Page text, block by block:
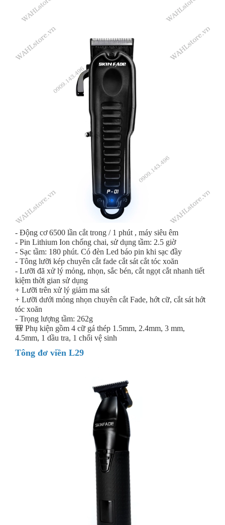
- Động cơ 6500 lần cắt trong / 1 phút , máy siêu êm
- Pin Lithium Ion chống chai, sử dụng tầm: 2.5 giờ
- Sạc tầm: 180 phút. Có đèn Led báo pin khi sạc đầy
- Tông lưỡi kép chuyên cắt fade cắt sát cắt tóc xoăn
- Lưỡi đã xử lý mỏng, nhọn, sắc bén, cắt ngọt cắt nhanh tiết
kiệm thời gian sử dụng
+ Lưỡi trên xử lý giảm ma sát
+ Lưỡi dưới mỏng nhọn chuyên cắt Fade, hớt cữ, cắt sát hớt
tóc xoăn
- Trọng lượng tầm: 262g
🎒 Phụ kiện gồm 4 cữ gá thép 1.5mm, 2.4mm, 3 mm,
4.5mm, 1 dầu tra, 1 chổi vệ sinh
Tông đơ viền L29